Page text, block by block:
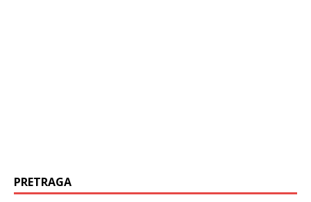
PRETRAGA